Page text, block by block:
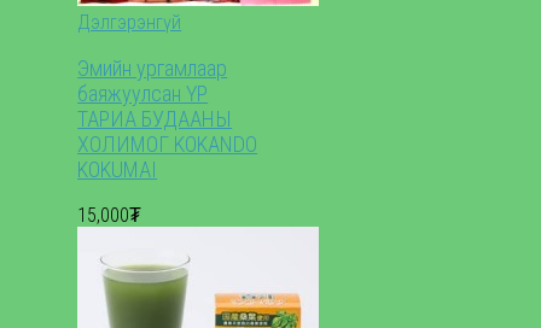
Дэлгэрэнгүй
Эмийн ургамлаар
баяжуулсан ҮР
ТАРИА БУДААНЫ
ХОЛИМОГ KOKANDO
KOKUMAI
15,000₮